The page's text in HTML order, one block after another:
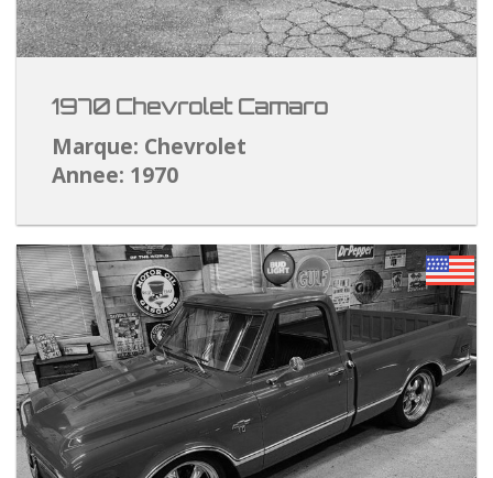
1970 Chevrolet Camaro
Marque: Chevrolet
Annee: 1970